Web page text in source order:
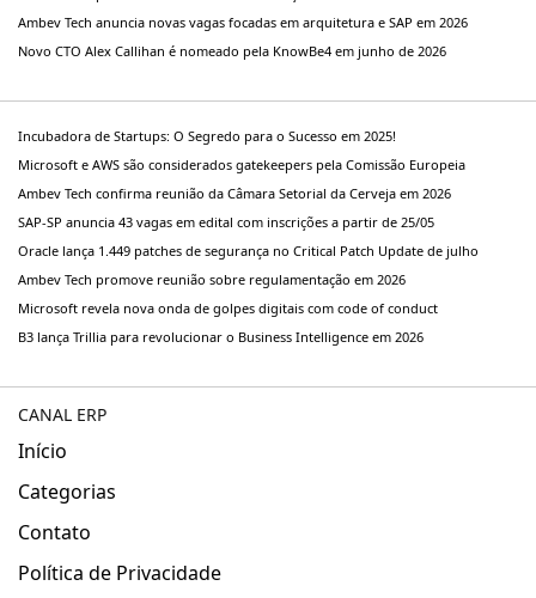
Ambev Tech anuncia novas vagas focadas em arquitetura e SAP em 2026
Novo CTO Alex Callihan é nomeado pela KnowBe4 em junho de 2026
Incubadora de Startups: O Segredo para o Sucesso em 2025!
Microsoft e AWS são considerados gatekeepers pela Comissão Europeia
Ambev Tech confirma reunião da Câmara Setorial da Cerveja em 2026
SAP-SP anuncia 43 vagas em edital com inscrições a partir de 25/05
Oracle lança 1.449 patches de segurança no Critical Patch Update de julho
Ambev Tech promove reunião sobre regulamentação em 2026
Microsoft revela nova onda de golpes digitais com code of conduct
B3 lança Trillia para revolucionar o Business Intelligence em 2026
CANAL ERP
Início
Categorias
Contato
Política de Privacidade